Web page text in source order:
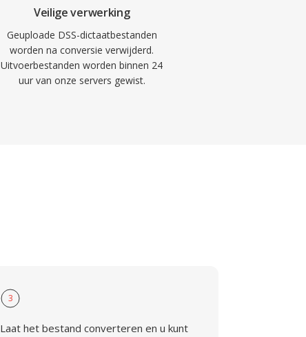
Veilige verwerking
Geuploade DSS-dictaatbestanden
worden na conversie verwijderd.
Uitvoerbestanden worden binnen 24
uur van onze servers gewist.
3
Laat het bestand converteren en u kunt